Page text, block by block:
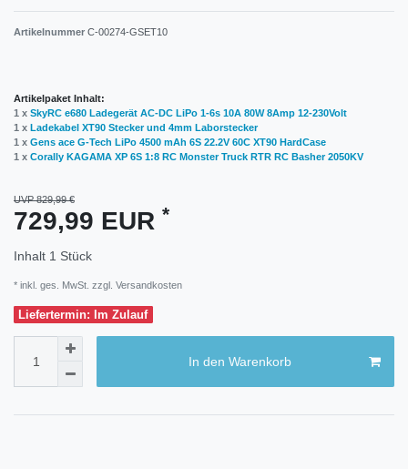
Artikelnummer C-00274-GSET10
Artikelpaket Inhalt:
1 x SkyRC e680 Ladegerät AC-DC LiPo 1-6s 10A 80W 8Amp 12-230Volt
1 x Ladekabel XT90 Stecker und 4mm Laborstecker
1 x Gens ace G-Tech LiPo 4500 mAh 6S 22.2V 60C XT90 HardCase
1 x Corally KAGAMA XP 6S 1:8 RC Monster Truck RTR RC Basher 2050KV
UVP 829,99 €
729,99 EUR *
Inhalt 1 Stück
* inkl. ges. MwSt. zzgl. Versandkosten
Liefertermin: Im Zulauf
In den Warenkorb